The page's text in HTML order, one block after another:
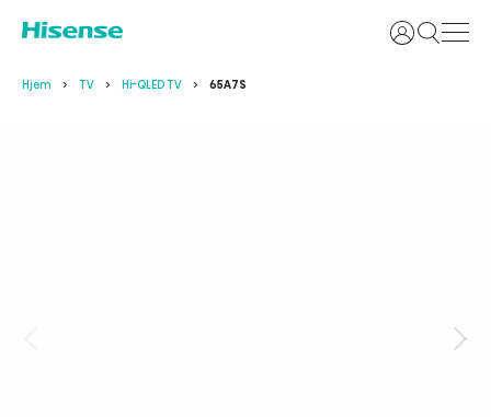
Login
Hjem TV Hi-QLED TV 65A7S